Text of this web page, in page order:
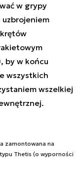
w grypy
uzbrojeniem
by w końcu
wszystkich
wszelkiej
zamontowana na
Thetis (o wyporności